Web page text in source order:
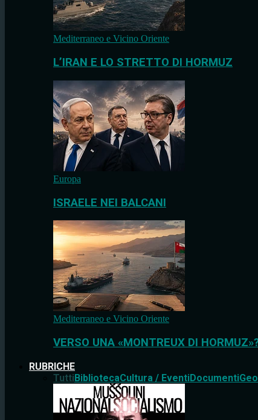
Mediterraneo e Vicino Oriente
L’IRAN E LO STRETTO DI HORMUZ
Europa
ISRAELE NEI BALCANI
Mediterraneo e Vicino Oriente
VERSO UNA «MONTREUX DI
RUBRICHE
TuttiBibliotecaCultura / EventiDocumenti